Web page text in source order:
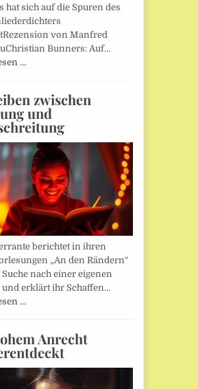
hat sich auf die Spuren des
von Manfred
Bunners: Auf…
…
zwischen
und
berichtet in ihren
„An den Rändern“
nach einer eigenen
und erklärt ihr Schaffen…
…
Anrecht